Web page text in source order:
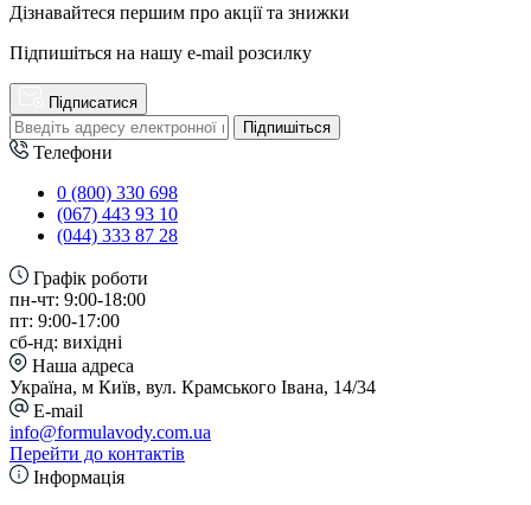
Дізнавайтеся першим про акції та знижки
Підпишіться на нашу e-mail розсилку
Підписатися
Підпишіться
Телефони
0 (800) 330 698
(067) 443 93 10
(044) 333 87 28
Графік роботи
пн-чт: 9:00-18:00
пт: 9:00-17:00
сб-нд: вихідні
Наша адреса
Україна, м Київ, вул. Крамського Івана, 14/34
E-mail
info@formulavody.com.ua
Перейти до контактів
Інформація